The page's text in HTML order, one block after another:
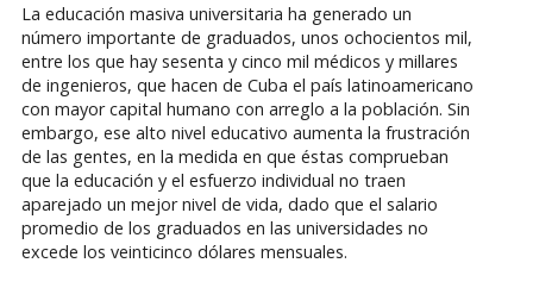
La educación masiva universitaria ha generado un
número importante de graduados, unos ochocientos mil,
entre los que hay sesenta y cinco mil médicos y millares
de ingenieros, que hacen de Cuba el país latinoamericano
con mayor capital humano con arreglo a la población. Sin
embargo, ese alto nivel educativo aumenta la frustración
de las gentes, en la medida en que éstas comprueban
que la educación y el esfuerzo individual no traen
aparejado un mejor nivel de vida, dado que el salario
promedio de los graduados en las universidades no
excede los veinticinco dólares mensuales.